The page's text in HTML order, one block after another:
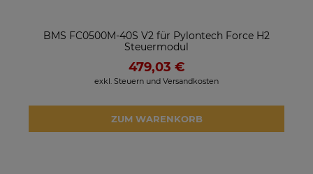
BMS FC0500M-40S V2 für Pylontech Force H2
Steuermodul
479,03 €
exkl. Steuern und Versandkosten
ZUM WARENKORB